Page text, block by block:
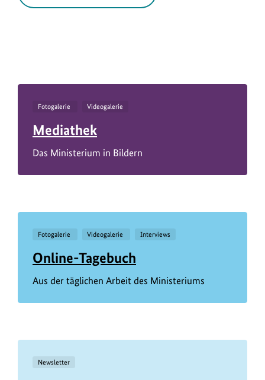
Fotogalerie Videogalerie
Mediathek
Das Ministerium in Bildern
Fotogalerie Videogalerie Interviews
Online-Tagebuch
Aus der täglichen Arbeit des Ministeriums
Newsletter